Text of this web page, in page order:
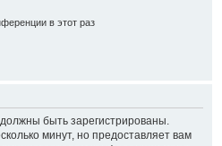
в этот раз
быть зарегистрированы.
минут, но предоставляет вам